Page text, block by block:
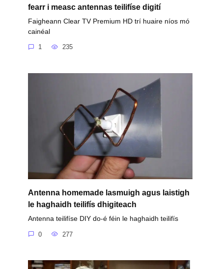
fearr i measc antennas teilifíse digití
Faigheann Clear TV Premium HD trí huaire níos mó
cainéal
1 235
Antenna homemade lasmuigh agus laistigh
le haghaidh teilifís dhigiteach
Antenna teilifíse DIY do-é féin le haghaidh teilifís
0 277